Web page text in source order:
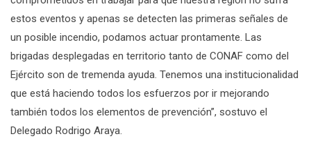
estos eventos y apenas se detecten las primeras señales de
un posible incendio, podamos actuar prontamente. Las
brigadas desplegadas en territorio tanto de CONAF como del
Ejército son de tremenda ayuda. Tenemos una institucionalidad
que está haciendo todos los esfuerzos por ir mejorando
también todos los elementos de prevención”, sostuvo el
Delegado Rodrigo Araya.